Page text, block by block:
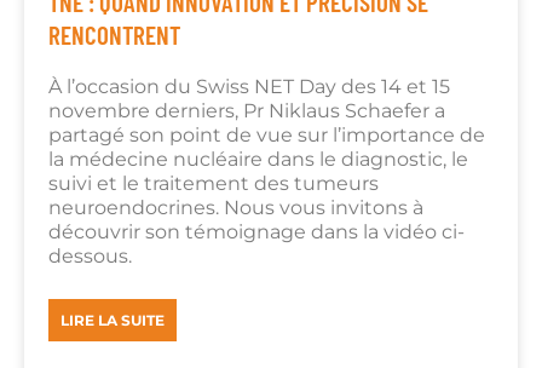
RENCONTRENT
À l’occasion du Swiss NET Day des 14 et 15
novembre derniers, Pr Niklaus Schaefer a
partagé son point de vue sur l’importance de
la médecine nucléaire dans le diagnostic, le
suivi et le traitement des tumeurs
neuroendocrines. Nous vous invitons à
découvrir son témoignage dans la vidéo ci-
dessous.
LIRE LA SUITE